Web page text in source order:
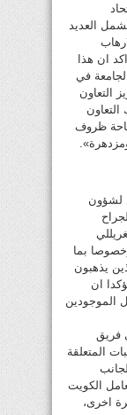
العديد
ان هذا
في
التعاون
ظروف
لشؤون
بما
حملة الجوازات المادة 17 الذين يذهبون
ان
الموجودين
فريق
المتعلقة
الكويت
اخرى،